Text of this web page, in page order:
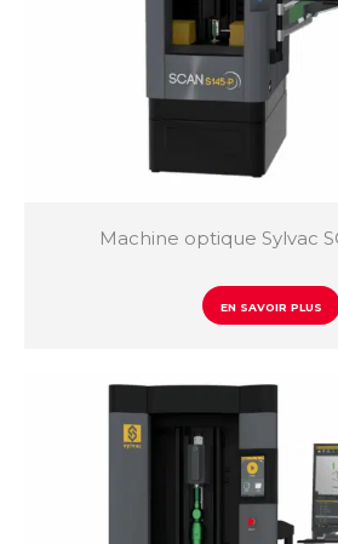
QC Calc
Machine optique Sylvac
EN SAVOIR PLUS